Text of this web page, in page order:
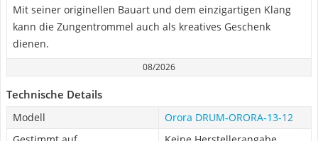
Mit seiner originellen Bauart und dem einzigartigen Klang
kann die Zungentrommel auch als kreatives Geschenk
dienen.
08/2026
Technische Details
Modell
Orora DRUM-ORORA-13-12